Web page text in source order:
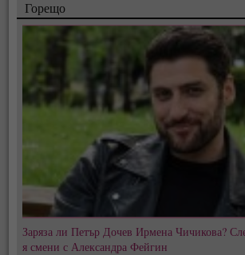
Горещо
Заряза ли Петър Дочев Ирмена Чичикова?
я смени с Александра Фейгин